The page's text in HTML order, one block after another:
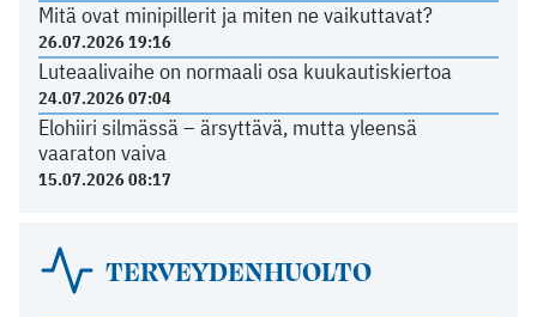
Mitä ovat minipillerit ja miten ne vaikuttavat?
26.07.2026 19:16
Luteaalivaihe on normaali osa kuukautiskiertoa
24.07.2026 07:04
Elohiiri silmässä – ärsyttävä, mutta yleensä
vaaraton vaiva
15.07.2026 08:17
TERVEYDENHUOLTO